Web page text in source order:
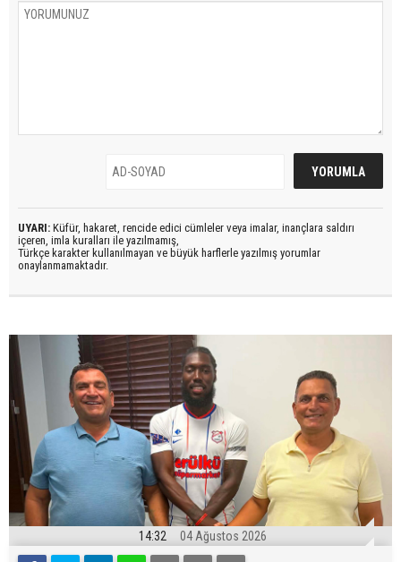
UYARI: Küfür, hakaret, rencide edici cümleler veya imalar, inançlara saldırı
içeren, imla kuralları ile yazılmamış,
Türkçe karakter kullanılmayan ve büyük harflerle yazılmış yorumlar
onaylanmamaktadır.
14:32 04 Ağustos 2026